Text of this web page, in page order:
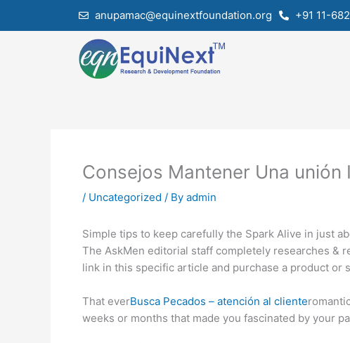
anupamac@equinextfoundation.org +91 11-
Consejos Mantener Una unión
/ Uncategorized / By admin
Simple tips to keep carefully the Spark Alive in just
The AskMen editorial staff completely researches &
link in this specific article and purchase a product or
That everBusca Pecados – atención al cliente
weeks or months that made you fascinated by your